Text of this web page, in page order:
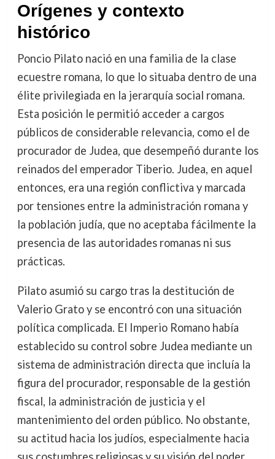
Orígenes y contexto
histórico
Poncio Pilato nació en una familia de la clase
ecuestre romana, lo que lo situaba dentro de una
élite privilegiada en la jerarquía social romana.
Esta posición le permitió acceder a cargos
públicos de considerable relevancia, como el de
procurador de Judea, que desempeñó durante los
reinados del emperador Tiberio. Judea, en aquel
entonces, era una región conflictiva y marcada
por tensiones entre la administración romana y
la población judía, que no aceptaba fácilmente la
presencia de las autoridades romanas ni sus
prácticas.
Pilato asumió su cargo tras la destitución de
Valerio Grato y se encontró con una situación
política complicada. El Imperio Romano había
establecido su control sobre Judea mediante un
sistema de administración directa que incluía la
figura del procurador, responsable de la gestión
fiscal, la administración de justicia y el
mantenimiento del orden público. No obstante,
su actitud hacia los judíos, especialmente hacia